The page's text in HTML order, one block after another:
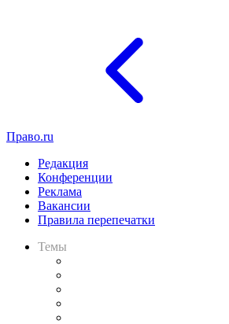
Право.ru
Редакция
Конференции
Реклама
Вакансии
Правила перепечатки
Темы